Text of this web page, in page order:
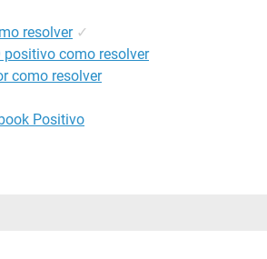
resolver ✓
positivo como resolver
como resolver
Positivo